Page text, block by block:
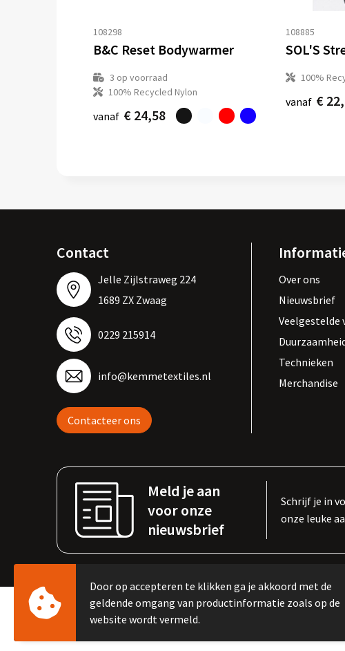
108298
B&C Reset Bodywarmer
3 op voorraad
100% Recycled Nylon
vanaf € 24,58
108885
SOL'S
100%
vanaf €
Contact
Jelle Zijlstraweg 224
1689 ZX Zwaag
0229 215914
info@kemmetextiles.nl
Contacteer ons
Over ons
Nieuwsbrief
Veelgestelde
Technieken
Merchandise
Meld je aan
voor onze
nieuwsbrief
Schrijf je in
onze leuke
© Copyright Kemme B.V. 2023
Door op accepteren te klikken ga je akkoord met de
geldende omgang van productinformatie zoals op de
website wordt vermeld.